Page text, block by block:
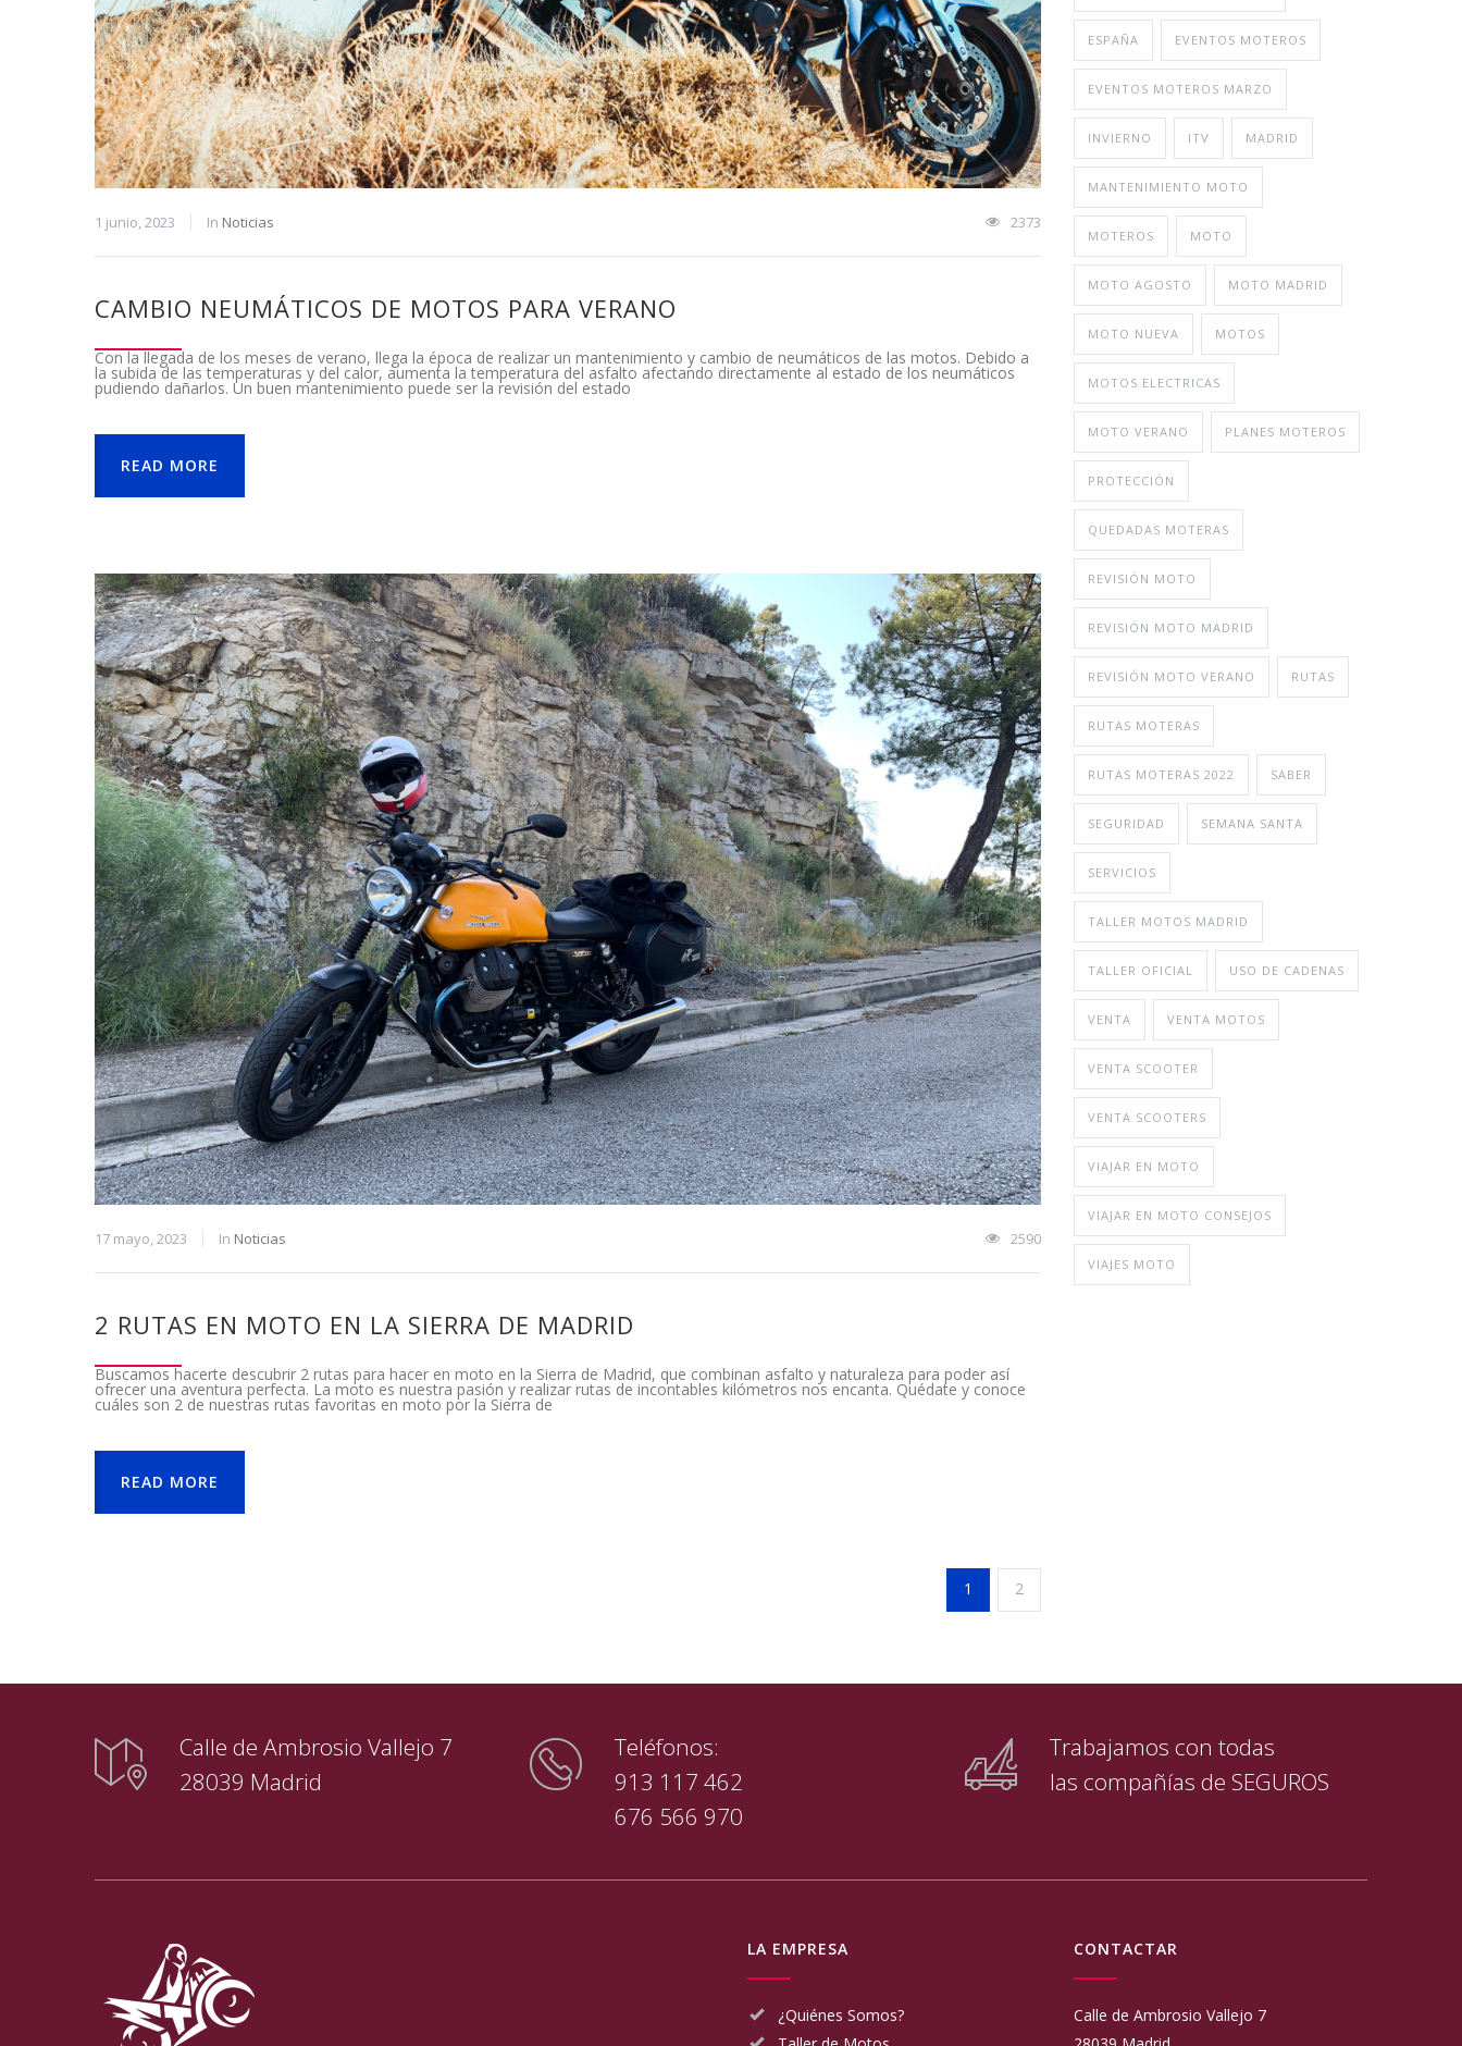
1 junio, 2023 In Noticias 2373
CAMBIO NEUMÁTICOS DE MOTOS PARA VERANO
Con la llegada de los meses de verano, llega la época de realizar un mantenimiento y cambio de neumáticos de las motos. Debido a
la subida de las temperaturas y del calor, aumenta la temperatura del asfalto afectando directamente al estado de los neumáticos
pudiendo dañarlos. Un buen mantenimiento puede ser la revisión del estado
READ MORE
17 mayo, 2023 In Noticias 2590
2 RUTAS EN MOTO EN LA SIERRA DE MADRID
Buscamos hacerte descubrir 2 rutas para hacer en moto en la Sierra de Madrid, que combinan asfalto y naturaleza para poder así
ofrecer una aventura perfecta. La moto es nuestra pasión y realizar rutas de incontables kilómetros nos encanta. Quédate y conoce
cuáles son 2 de nuestras rutas favoritas en moto por la Sierra de
READ MORE
1 2
ESPAÑA EVENTOS MOTEROS
EVENTOS MOTEROS MARZO
INVIERNO ITV MADRID
MANTENIMIENTO MOTO
MOTEROS MOTO
MOTO AGOSTO MOTO MADRID
MOTO NUEVA MOTOS
MOTOS ELECTRICAS
MOTO VERANO PLANES MOTEROS
PROTECCIÓN
QUEDADAS MOTERAS
REVISIÓN MOTO
REVISIÓN MOTO MADRID
REVISIÓN MOTO VERANO RUTAS
RUTAS MOTERAS
RUTAS MOTERAS 2022 SABER
SEGURIDAD SEMANA SANTA
SERVICIOS
TALLER MOTOS MADRID
TALLER OFICIAL USO DE CADENAS
VENTA VENTA MOTOS
VENTA SCOOTER
VENTA SCOOTERS
VIAJAR EN MOTO
VIAJAR EN MOTO CONSEJOS
VIAJES MOTO
Calle de Ambrosio Vallejo 7
28039 Madrid
Teléfonos:
913 117 462
676 566 970
Trabajamos con todas
las compañías de SEGUROS
LA EMPRESA
¿Quiénes Somos?
CONTACTAR
Calle de Ambrosio Vallejo 7